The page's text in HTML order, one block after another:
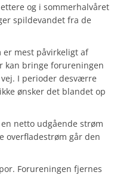
og i sommerhalvåret
spildevandet fra de
er mest påvirkeligt af
kan bringe forureningen
I perioder desværre
ønsker det blandet op
netto udgående strøm
overfladestrøm går den
Forureningen fjernes